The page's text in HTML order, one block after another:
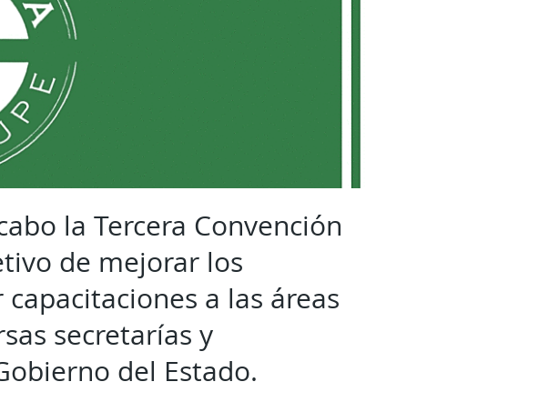
la Tercera Convención
de mejorar los
a las áreas
secretarías y
del Estado.